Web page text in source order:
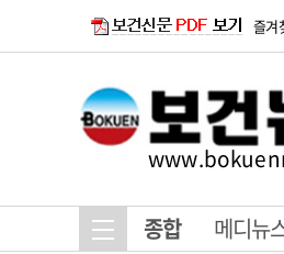
즐겨
종합 메디뉴